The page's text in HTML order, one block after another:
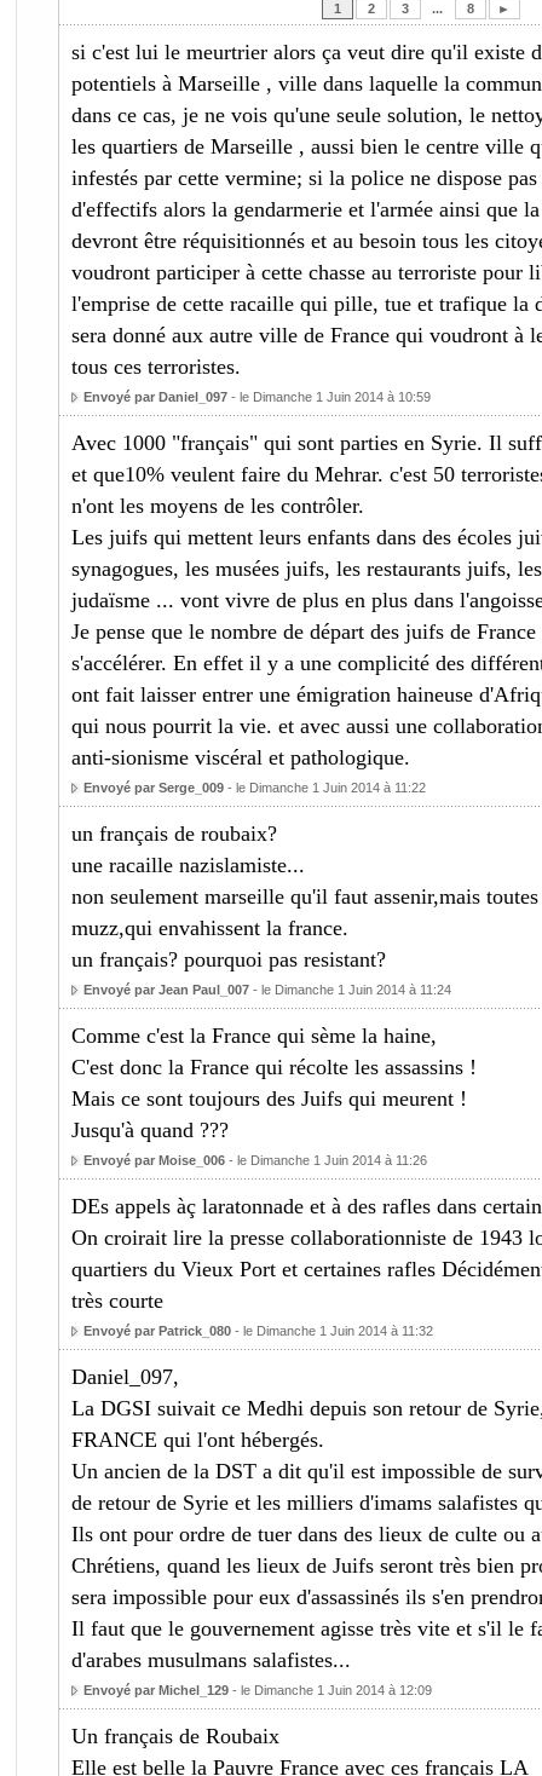
1 2 3 ... 8 ►
si c'est lui le meurtrier alors ça veut dire qu'il existe
potentiels à Marseille , ville dans laquelle la
dans ce cas, je ne vois qu'une seule solution, le
les quartiers de Marseille , aussi bien le centre ville
infestés par cette vermine; si la police ne dispose
d'effectifs alors la gendarmerie et l'armée ainsi que
devront être réquisitionnés et au besoin tous les
voudront participer à cette chasse au terroriste pour
l'emprise de cette racaille qui pille, tue et trafique la
sera donné aux autre ville de France qui voudront à
tous ces terroristes.
Envoyé par Daniel_097- le Dimanche 1 Juin 2014 à 10:59
Avec 1000 "français" qui sont parties en Syrie. Il
et que10% veulent faire du Mehrar. c'est 50
n'ont les moyens de les contrôler.
Les juifs qui mettent leurs enfants dans des écoles
synagogues, les musées juifs, les restaurants juifs,
judaïsme ... vont vivre de plus en plus dans
Je pense que le nombre de départ des juifs de
s'accélérer. En effet il y a une complicité des
ont fait laisser entrer une émigration haineuse
qui nous pourrit la vie. et avec aussi une
anti-sionisme viscéral et pathologique.
Envoyé par Serge_009- le Dimanche 1 Juin 2014 à 11:22
un français de roubaix?
une racaille nazislamiste...
non seulement marseille qu'il faut assenir,mais
muzz,qui envahissent la france.
un français? pourquoi pas resistant?
Envoyé par Jean Paul_007- le Dimanche 1 Juin 2014 à 11:24
Comme c'est la France qui sème la haine,
C'est donc la France qui récolte les assassins !
Mais ce sont toujours des Juifs qui meurent !
Jusqu'à quand ???
Envoyé par Moise_006- le Dimanche 1 Juin 2014 à 11:26
DEs appels àç laratonnade et à des rafles dans
On croirait lire la presse collaborationniste de 1943
quartiers du Vieux Port et certaines rafles
très courte
Envoyé par Patrick_080- le Dimanche 1 Juin 2014 à 11:32
Daniel_097,
La DGSI suivait ce Medhi depuis son retour de
FRANCE qui l'ont hébergés.
Un ancien de la DST a dit qu'il est impossible de
de retour de Syrie et les milliers d'imams salafistes
Ils ont pour ordre de tuer dans des lieux de culte ou
Chrétiens, quand les lieux de Juifs seront très bien
sera impossible pour eux d'assassinés ils s'en
Il faut que le gouvernement agisse très vite et s'il le
d'arabes musulmans salafistes...
Envoyé par Michel_129- le Dimanche 1 Juin 2014 à 12:09
Un français de Roubaix
Elle est belle la Pauvre France avec ces français LA